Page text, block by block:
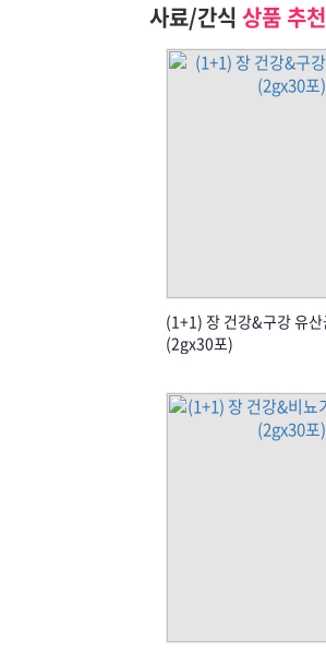
사료/간식 상품 추천
(1+1) 장 건강&구강 유
(2gx30포)